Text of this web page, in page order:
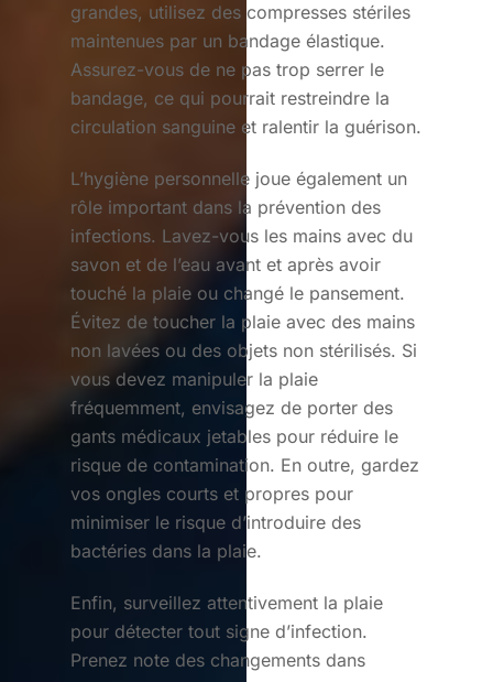
grandes, utilisez des compresses stériles
maintenues par un bandage élastique.
Assurez-vous de ne pas trop serrer le
bandage, ce qui pourrait restreindre la
circulation sanguine et ralentir la guérison.
L’hygiène personnelle joue également un
rôle important dans la prévention des
infections. Lavez-vous les mains avec du
savon et de l’eau avant et après avoir
touché la plaie ou changé le pansement.
Évitez de toucher la plaie avec des mains
non lavées ou des objets non stérilisés. Si
vous devez manipuler la plaie
fréquemment, envisagez de porter des
gants médicaux jetables pour réduire le
risque de contamination. En outre, gardez
vos ongles courts et propres pour
minimiser le risque d’introduire des
bactéries dans la plaie.
Enfin, surveillez attentivement la plaie
pour détecter tout signe d’infection.
Prenez note des changements dans